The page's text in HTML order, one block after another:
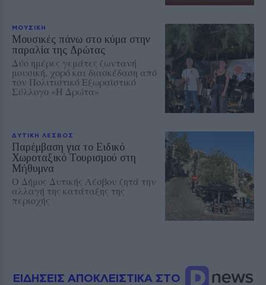
ΜΟΥΣΙΚΗ
Μουσικές πάνω στο κύμα στην
παραλία της Δρώτας
Δύο ημέρες γεμάτες ζωντανή
μουσική, χορό και διασκέδαση από
τον Πολιτιστικό Εξωραϊστικό
Σύλλογο «Η Δρώτα»
ΔΥΤΙΚΗ ΛΕΣΒΟΣ
Παρέμβαση για το Ειδικό
Χωροταξικό Τουρισμού στη
Μήθυμνα
Ο Δήμος Δυτικής Λέσβου ζητά την
αλλαγή της κατάταξης της
περιοχής
ΕΙΔΗΣΕΙΣ ΑΠΟΚΛΕΙΣΤΙΚΑ ΣΤΟ